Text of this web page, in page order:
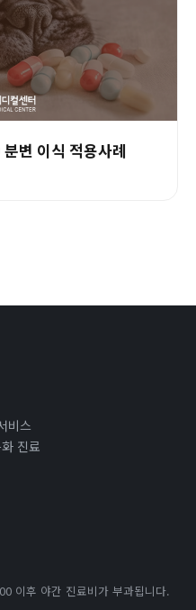
변 이식 적용사례
비스
진료
이후 야간 진료비가 부과됩니다.